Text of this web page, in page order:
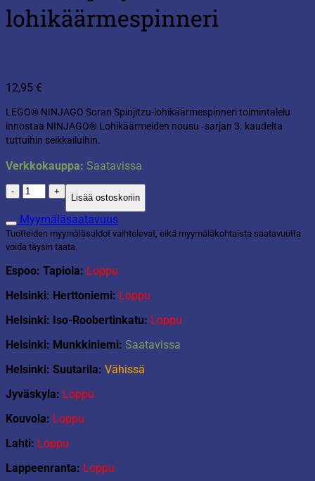
lohikäärmespinneri
12,95 €
LEGO® NINJAGO Soran Spinjitzu-lohikäärmespinneri toimintalelu
innostaa NINJAGO® Lohikäärmeiden nousu ‑sarjan 3. kaudelta
tuttuihin seikkailuihin.
Verkkokauppa: Saatavissa
Lego®
Ninjago®
71824
Soran
Spinjitzu-
lohikäärmespinneri
määrä
Lisää ostoskoriin
Myymäläsaatavuus
Tuotteiden myymäläsaldot vaihtelevat, eikä myymäläkohtaista saatavuutta
voida täysin taata.
Espoo: Tapiola: Loppu
Helsinki: Herttoniemi: Loppu
Helsinki: Iso-Roobertinkatu: Loppu
Helsinki: Munkkiniemi: Saatavissa
Helsinki: Suutarila: Vähissä
Jyväskyla: Loppu
Kouvola: Loppu
Lahti: Loppu
Lappeenranta: Loppu